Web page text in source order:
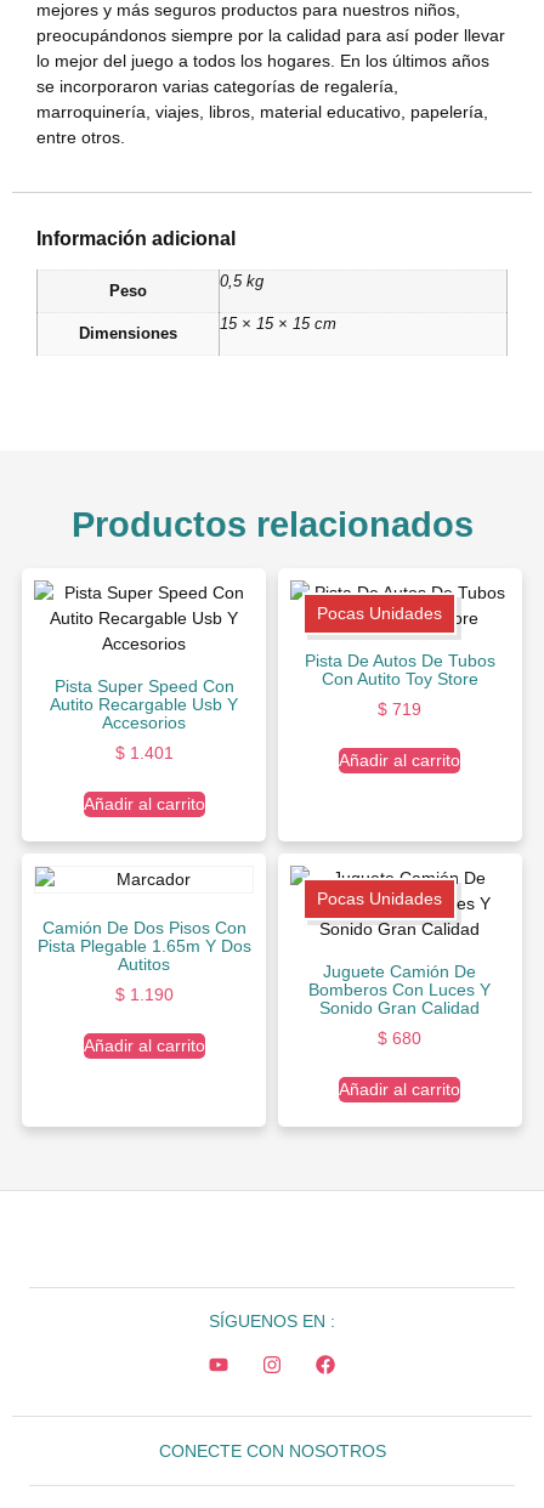
mejores y más seguros productos para nuestros niños,
preocupándonos siempre por la calidad para así poder llevar
lo mejor del juego a todos los hogares. En los últimos años
se incorporaron varias categorías de regalería,
marroquinería, viajes, libros, material educativo, papelería,
entre otros.
Información adicional
Peso
0,5 kg
Dimensiones
15 × 15 × 15 cm
Productos relacionados
Pista Super Speed Con
Autito Recargable Usb Y
Accesorios
$1.401
Añadir al carrito
Pocas Unidades
Pista De Autos De Tubos
Con Autito Toy Store
$ 719
Añadir al carrito
Camión De Dos Pisos Con
Pista Plegable 1.65m Y Dos
Autitos
$1.190
Añadir al carrito
Pocas Unidades
Juguete Camión De
Bomberos Con Luces Y
Sonido Gran Calidad
$ 680
Añadir al carrito
SÍGUENOS EN :
CONECTE CON NOSOTROS